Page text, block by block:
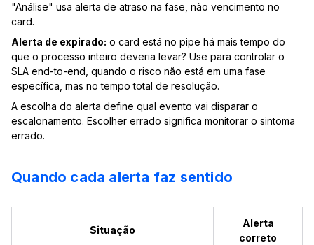
"Análise" usa alerta de atraso na fase, não vencimento no
card.
Alerta de expirado: o card está no pipe há mais tempo do
que o processo inteiro deveria levar? Use para controlar o
SLA end-to-end, quando o risco não está em uma fase
específica, mas no tempo total de resolução.
A escolha do alerta define qual evento vai disparar o
escalonamento. Escolher errado significa monitorar o sintoma
errado.
Quando cada alerta faz sentido
Situação
Alerta
correto